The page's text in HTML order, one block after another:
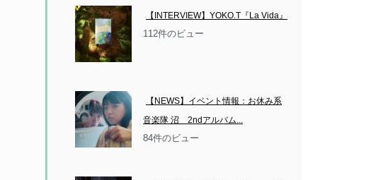
【INTERVIEW】YOKO.T『La Vida』
112件のビュー
【NEWS】イベント情報：お休み系
音楽隊 沼　2ndアルバム...
84件のビュー